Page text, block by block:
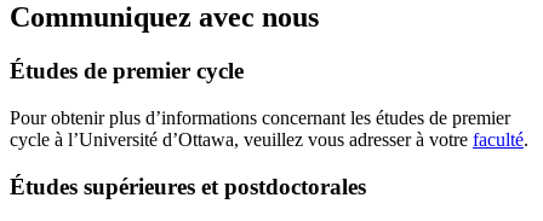
Communiquez avec nous
Études de premier cycle
Pour obtenir plus d’informations concernant les études de premier
cycle à l’Université d’Ottawa, veuillez vous adresser à votre faculté.
Études supérieures et postdoctorales